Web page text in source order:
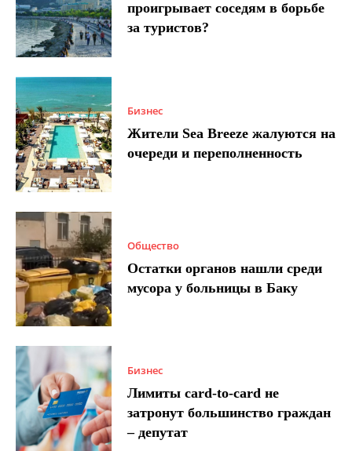
проигрывает соседям в борьбе
за туристов?
Бизнес
Жители Sea Breeze жалуются на
очереди и переполненность
Общество
Остатки органов нашли среди
мусора у больницы в Баку
Бизнес
Лимиты card-to-card не
затронут большинство граждан
– депутат